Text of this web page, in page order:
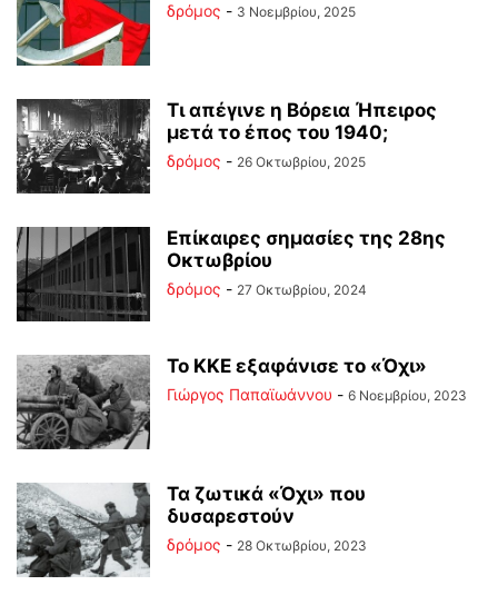
δρόμος - 3 Νοεμβρίου, 2025
Τι απέγινε η Βόρεια Ήπειρος
μετά το έπος του 1940;
δρόμος - 26 Οκτωβρίου, 2025
Επίκαιρες σημασίες της 28ης
Οκτωβρίου
δρόμος - 27 Οκτωβρίου, 2024
Το ΚΚΕ εξαφάνισε το «Όχι»
Γιώργος Παπαϊωάννου - 6 Νοεμβρίου, 2023
Τα ζωτικά «Όχι» που
δυσαρεστούν
δρόμος - 28 Οκτωβρίου, 2023